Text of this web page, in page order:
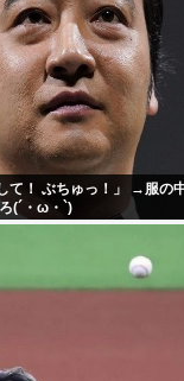
て！ ぶちゅっ！」 →服の
(´・ω・`)